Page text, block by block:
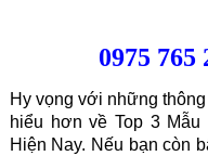
0975 765
Hy vọng với những
hiểu hơn về Top 3
Hiện Nay. Nếu bạn còn